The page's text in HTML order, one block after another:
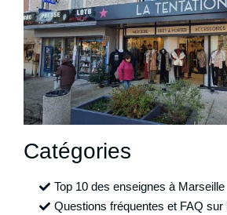
Catégories
Top 10 des enseignes à Marseille
Questions fréquentes et FAQ sur